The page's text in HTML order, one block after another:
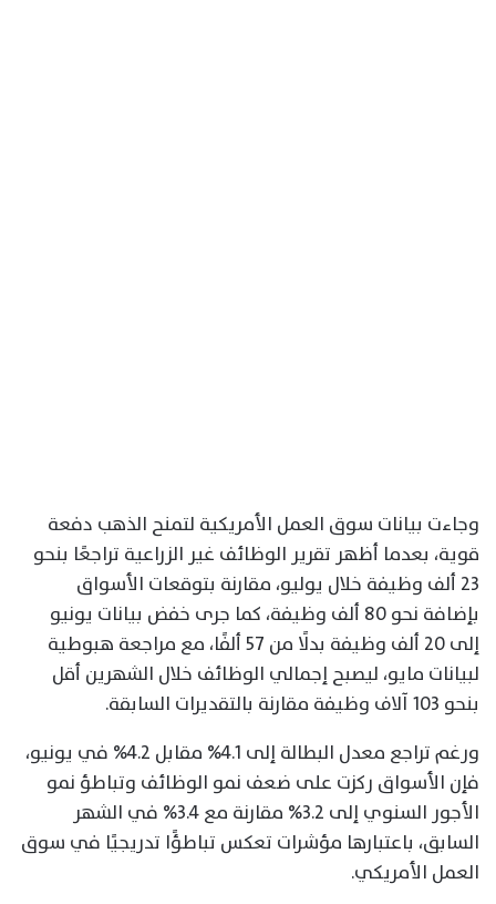
وجاءت بيانات سوق العمل الأمريكية لتمنح الذهب دفعة
قوية، بعدما أظهر تقرير الوظائف غير الزراعية تراجعًا بنحو
23 ألف وظيفة خلال يوليو، مقارنة بتوقعات الأسواق
بإضافة نحو 80 ألف وظيفة، كما جرى خفض بيانات يونيو
إلى 20 ألف وظيفة بدلًا من 57 ألفًا، مع مراجعة هبوطية
لبيانات مايو، ليصبح إجمالي الوظائف خلال الشهرين أقل
بنحو 103 آلاف وظيفة مقارنة بالتقديرات السابقة.
ورغم تراجع معدل البطالة إلى 4.1% مقابل 4.2% في يونيو،
فإن الأسواق ركزت على ضعف نمو الوظائف وتباطؤ نمو
الأجور السنوي إلى 3.2% مقارنة مع 3.4% في الشهر
السابق، باعتبارها مؤشرات تعكس تباطؤًا تدريجيًا في سوق
العمل الأمريكي.